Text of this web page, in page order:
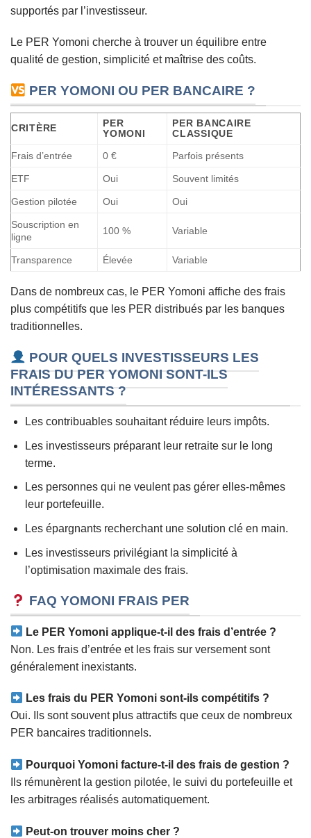
supportés par l’investisseur.
Le PER Yomoni cherche à trouver un équilibre entre
qualité de gestion, simplicité et maîtrise des coûts.
PER YOMONI OU PER BANCAIRE ?
CRITÈRE
PER
YOMONI
PER BANCAIRE
CLASSIQUE
Frais d’entrée
0 € Parfois présents
ETF Oui Souvent limités
Gestion pilotée Oui Oui
Souscription en
ligne
100 % Variable
Transparence Élevée Variable
Dans de nombreux cas, le PER Yomoni affiche des frais
plus compétitifs que les PER distribués par les banques
traditionnelles.
POUR QUELS INVESTISSEURS LES
FRAIS DU PER YOMONI SONT-ILS
INTÉRESSANTS ?
Les contribuables souhaitant réduire leurs impôts.
Les investisseurs préparant leur retraite sur le long
terme.
Les personnes qui ne veulent pas gérer elles-mêmes
leur portefeuille.
Les épargnants recherchant une solution clé en main.
Les investisseurs privilégiant la simplicité à
l’optimisation maximale des frais.
FAQ YOMONI FRAIS PER
Le PER Yomoni applique-t-il des frais d’entrée ?
Non. Les frais d’entrée et les frais sur versement sont
généralement inexistants.
Les frais du PER Yomoni sont-ils compétitifs ?
Oui. Ils sont souvent plus attractifs que ceux de nombreux
PER bancaires traditionnels.
Pourquoi Yomoni facture-t-il des frais de gestion ?
Ils rémunèrent la gestion pilotée, le suivi du portefeuille et
les arbitrages réalisés automatiquement.
Peut-on trouver moins cher ?